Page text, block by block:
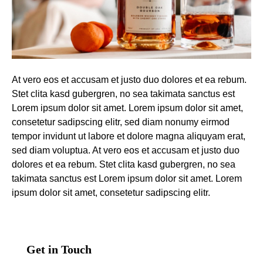
At vero eos et accusam et justo duo dolores et ea rebum.
Stet clita kasd gubergren, no sea takimata sanctus est
Lorem ipsum dolor sit amet. Lorem ipsum dolor sit amet,
consetetur sadipscing elitr, sed diam nonumy eirmod
tempor invidunt ut labore et dolore magna aliquyam erat,
sed diam voluptua. At vero eos et accusam et justo duo
dolores et ea rebum. Stet clita kasd gubergren, no sea
takimata sanctus est Lorem ipsum dolor sit amet. Lorem
ipsum dolor sit amet, consetetur sadipscing elitr.
Get in Touch